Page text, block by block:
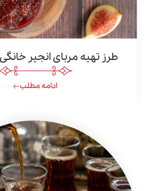
طرز تهیه مربای انجیر خانگی در 7
ادامه مطلب